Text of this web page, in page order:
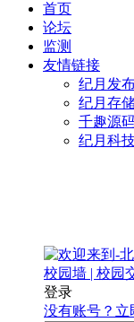
首页
论坛
监测
友情链接
纪月发
纪月存
千趣源
纪月科
登录
没有账号？立